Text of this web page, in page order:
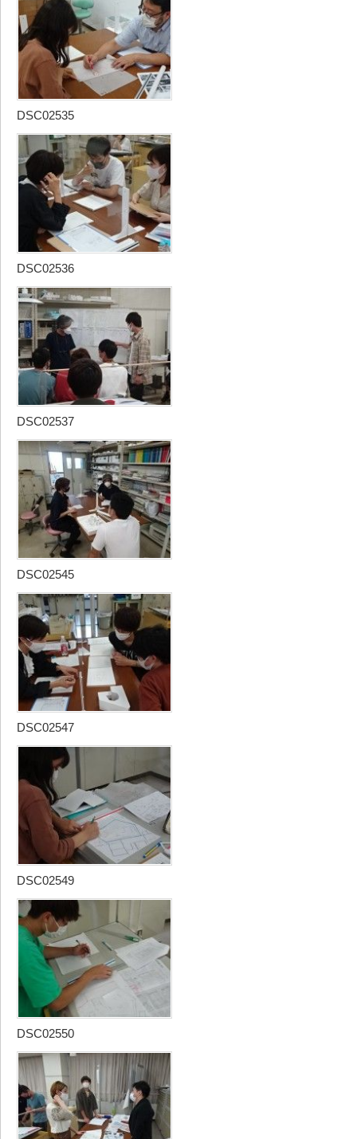
DSC02535
DSC02536
DSC02537
DSC02545
DSC02547
DSC02549
DSC02550